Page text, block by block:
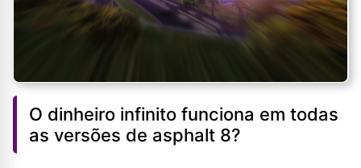
O dinheiro infinito funciona em todas
as versões de asphalt 8?